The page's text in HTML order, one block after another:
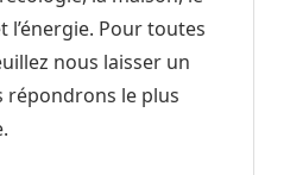
l’énergie. Pour toutes
nous laisser un
répondrons le plus